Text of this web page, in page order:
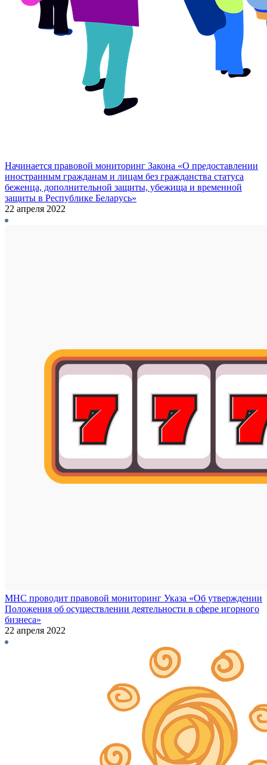
Начинается правовой мониторинг Закона «О предоставлении
иностранным гражданам и лицам без гражданства статуса
беженца, дополнительной защиты, убежища и временной
защиты в Республике Беларусь»
22 апреля 2022
МНС проводит правовой мониторинг Указа «Об утверждении
Положения об осуществлении деятельности в сфере игорного
бизнеса»
22 апреля 2022